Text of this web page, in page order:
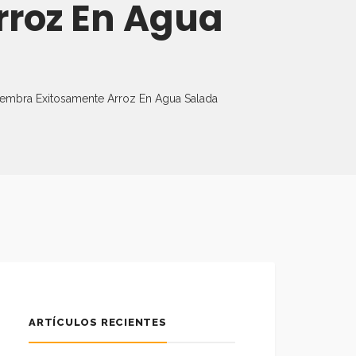
En Las
Web De En Agua
Exitosamente Arroz En Agua Salada
ARTÍCULOS RECIENTES